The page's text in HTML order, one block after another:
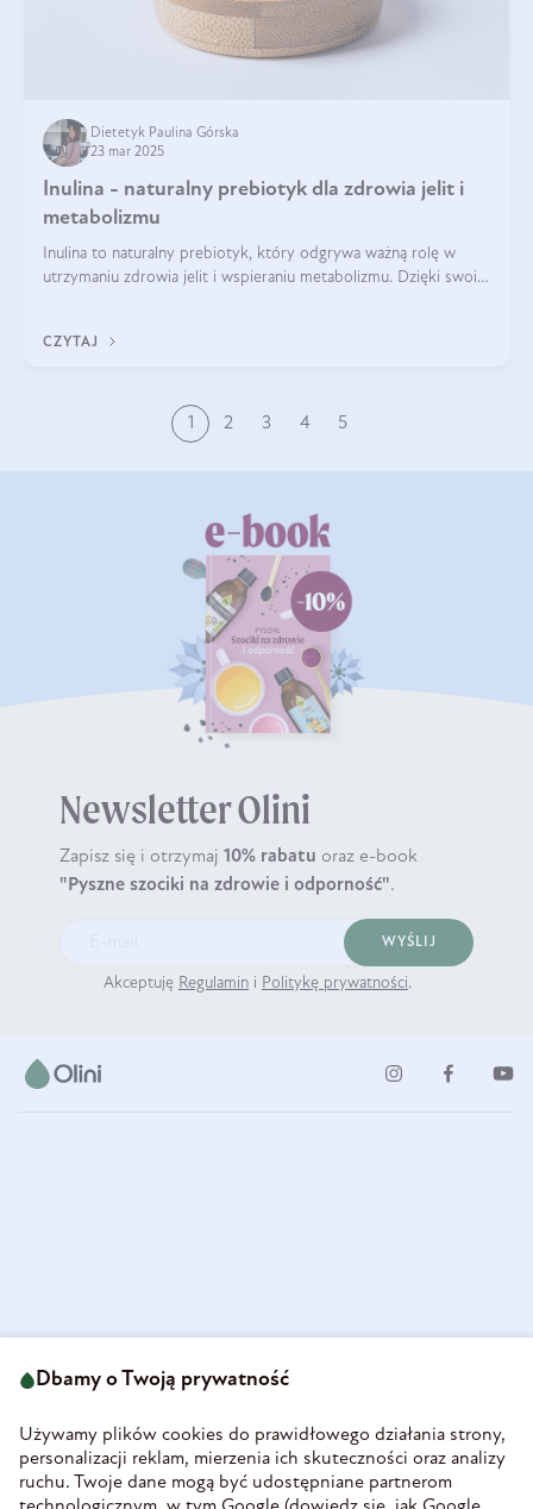
Dietetyk Paulina Górska
23 mar 2025
Inulina - naturalny prebiotyk dla zdrowia jelit i
metabolizmu
Inulina to naturalny prebiotyk, który odgrywa ważną rolę w
utrzymaniu zdrowia jelit i wspieraniu metabolizmu. Dzięki swoim
CZYTAJ
1 2 3 4 5
Newsletter Olini
Zapisz się i otrzymaj 10% rabatu oraz e-book
"Pyszne szociki na zdrowie i odporność".
WYŚLIJ
Akceptuję Regulamin i Politykę prywatności.
58-160 Świebodzice
REGON 890213034
INFORMACJE
Dbamy o Twoją prywatność
Używamy plików cookies do prawidłowego działania strony,
personalizacji reklam, mierzenia ich skuteczności oraz analizy
ruchu. Twoje dane mogą być udostępniane partnerom